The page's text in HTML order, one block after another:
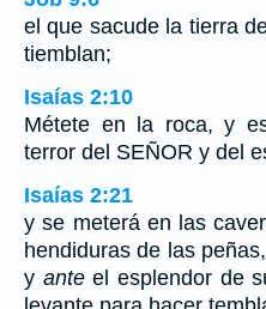
el que sacude la tierra
tiemblan;
Isaías 2:10
Métete en la roca, y
terror del SEÑOR y del
Isaías 2:21
y se meterá en las
hendiduras de las
y anteel esplendor de